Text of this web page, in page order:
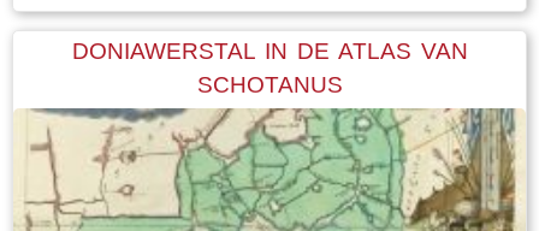
Friesland heeft uitgegeven, nu wijd en zijd
bekend als de Eekhof-atlas.
DONIAWERSTAL IN DE ATLAS VAN
SCHOTANUS